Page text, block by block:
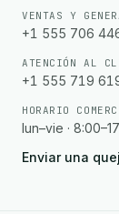
VENTAS Y
+1 555 706
ATENCIÓN AL
+1 555 719
HORARIO
lun–vie ·
Enviar una